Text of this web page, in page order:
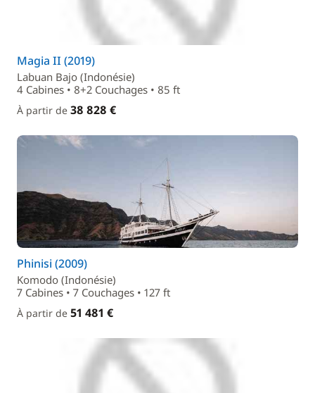
Magia II (2019)
Labuan Bajo (Indonésie)
4 Cabines • 8+2 Couchages • 85 ft
À partir de 38 828 €
Phinisi (2009)
Komodo (Indonésie)
7 Cabines • 7 Couchages • 127 ft
À partir de 51 481 €